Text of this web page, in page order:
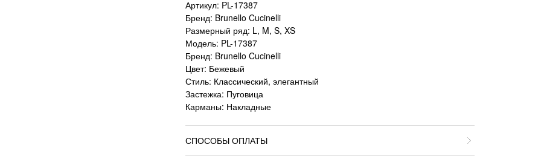
Артикул: PL-17387
Бренд: Brunello Cucinelli
Размерный ряд: L, M, S, XS
Модель: PL-17387
Бренд: Brunello Cucinelli
Цвет: Бежевый
Стиль: Классический, элегантный
Застежка: Пуговица
Карманы: Накладные
СПОСОБЫ ОПЛАТЫ